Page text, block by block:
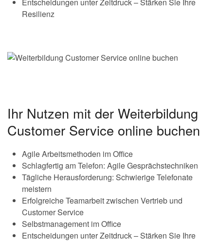
Resilienz
Ihr Nutzen mit der Weiterbildung
Customer Service online buchen
Agile Arbeitsmethoden im Office
Schlagfertig am Telefon: Agile Gesprächstechniken
Tägliche Herausforderung: Schwierige Telefonate
meistern
Erfolgreiche Teamarbeit zwischen Vertrieb und
Customer Service
Selbstmanagement im Office
Entscheidungen unter Zeitdruck – Stärken Sie Ihre